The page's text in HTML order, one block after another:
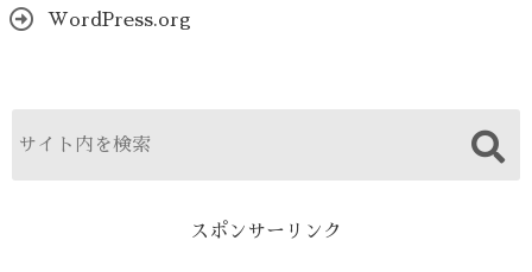
WordPress.org
スポンサーリンク